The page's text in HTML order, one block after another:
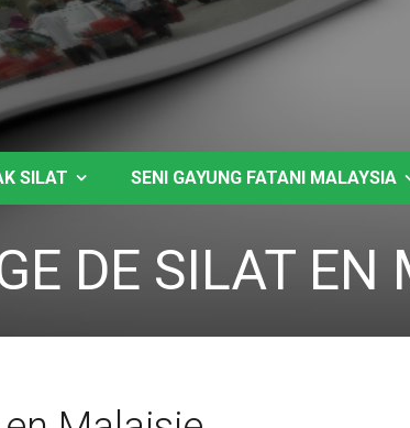
SILAT SENI GAYUNG FATANI MALAYSIA
DE SILAT